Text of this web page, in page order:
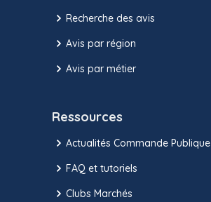
Recherche des avis
Avis par région
Avis par métier
Ressources
Actualités Commande Publique
FAQ et tutoriels
Clubs Marchés